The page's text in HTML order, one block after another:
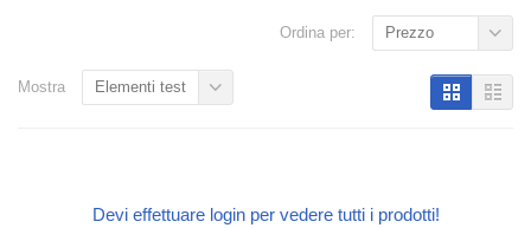
Ordina per: Prezzo
Mostra Elementi test
Devi effettuare login per vedere tutti i prodotti!